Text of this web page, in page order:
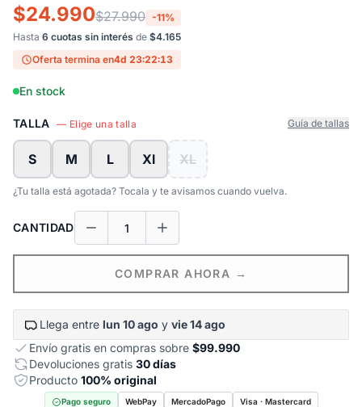
$24.990$27.990 -11%
Hasta 6 cuotas sin interés de $4.165
Oferta termina en4d 23:22:12
En stock
TALLA — Elige una talla Guía de tallas
S M L Xl XL
¿Tu talla está agotada? Tocala y te avisamos cuando vuelva.
CANTIDAD
COMPRAR AHORA →
Llega entre lun 10 ago y vie 14 ago
Envío gratis en compras sobre $99.990
Devoluciones gratis 30 días
Producto 100% original
Pago seguro WebPay MercadoPago Visa · Mastercard